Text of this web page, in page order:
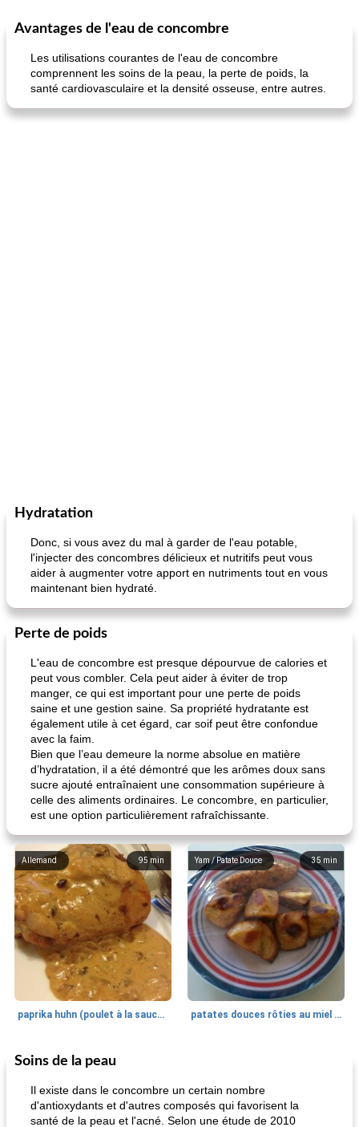
30min
Marques de confiance: recettes et
Viande et volaille
Avantages de l'eau de concombre
Les utilisations courantes de l'eau de concombre
comprennent les soins de la peau, la perte de poids, la
santé cardiovasculaire et la densité osseuse, entre autres.
Hydratation
Donc, si vous avez du mal à garder de l'eau potable,
l'injecter des concombres délicieux et nutritifs peut vous
aider à augmenter votre apport en nutriments tout en vous
maintenant bien hydraté.
Perte de poids
L'eau de concombre est presque dépourvue de calories et
peut vous combler. Cela peut aider à éviter de trop
manger, ce qui est important pour une perte de poids
saine et une gestion saine. Sa propriété hydratante est
également utile à cet égard, car soif peut être confondue
avec la faim.
Bien que l’eau demeure la norme absolue en matière
d’hydratation, il a été démontré que les arômes doux sans
sucre ajouté entraînaient une consommation supérieure à
celle des aliments ordinaires. Le concombre, en particulier,
est une option particulièrement rafraîchissante.
95 min
Allemand
paprika huhn (poulet à la sauce paprika).
35 min
Yam / Patate Douce
patates douces rôties au miel / kumara
Petit déjeuner et brunch
Soins de la peau
Il existe dans le concombre un certain nombre
d'antioxydants et d'autres composés qui favorisent la
santé de la peau et l'acné. Selon une étude de 2010